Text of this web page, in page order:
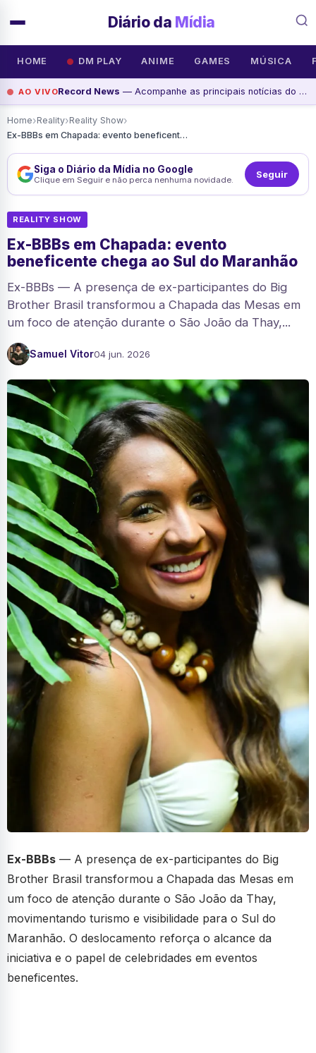
Diário da Mídia
HOME DM PLAY ANIME GAMES MÚSICA
AO VIVORecord News — Acompanhe as principais notícias do dia na Record News, assista agora
Home›Reality›Reality Show›
Ex-BBBs em Chapada: evento beneficente chega ao Sul do Maranhão
Siga o Diário da Mídia no Google
Clique em Seguir e não perca nenhuma novidade. Seguir
REALITY SHOW
Ex-BBBs em Chapada: evento
beneficente chega ao Sul do Maranhão
Ex-BBBs — A presença de ex-participantes do Big
Brother Brasil transformou a Chapada das Mesas em
um foco de atenção durante o São João da Thay,...
Samuel Vitor04 jun. 2026
Ex-BBBs — A presença de ex-participantes do Big
Brother Brasil transformou a Chapada das Mesas em
um foco de atenção durante o São João da Thay,
movimentando turismo e visibilidade para o Sul do
Maranhão. O deslocamento reforça o alcance da
iniciativa e o papel de celebridades em eventos
beneficentes.